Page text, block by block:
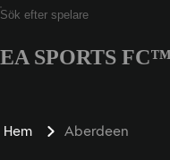
EA SPORTS
Hem Aberdeen